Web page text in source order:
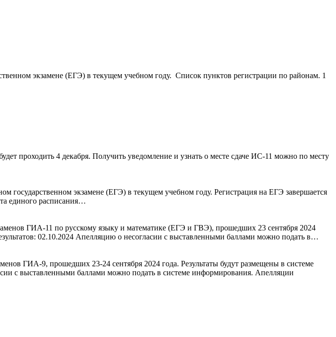
экзамене (ЕГЭ) в текущем учебном году. Список пунктов регистрации по районам. 1
проходить 4 декабря. Получить уведомление и узнать о месте сдаче ИС-11 можно по месту
государственном экзамене (ЕГЭ) в текущем учебном году. Регистрация на ЕГЭ завершается
единого расписания…
ГИА-11 по русскому языку и математике (ЕГЭ и ГВЭ), прошедших 23 сентября 2024
02.10.2024 Апелляцию о несогласии с выставленными баллами можно подать в…
ГИА-9, прошедших 23-24 сентября 2024 года. Результаты будут размещены в системе
с выставленными баллами можно подать в системе информирования. Апелляции